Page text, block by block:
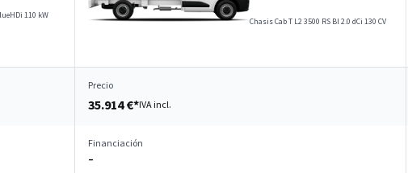
110 kW
Chasis Cab T L2 3500 RS Bl 2.0 dCi 130 CV
Precio
35.914 €*IVA incl.
Financiación
–